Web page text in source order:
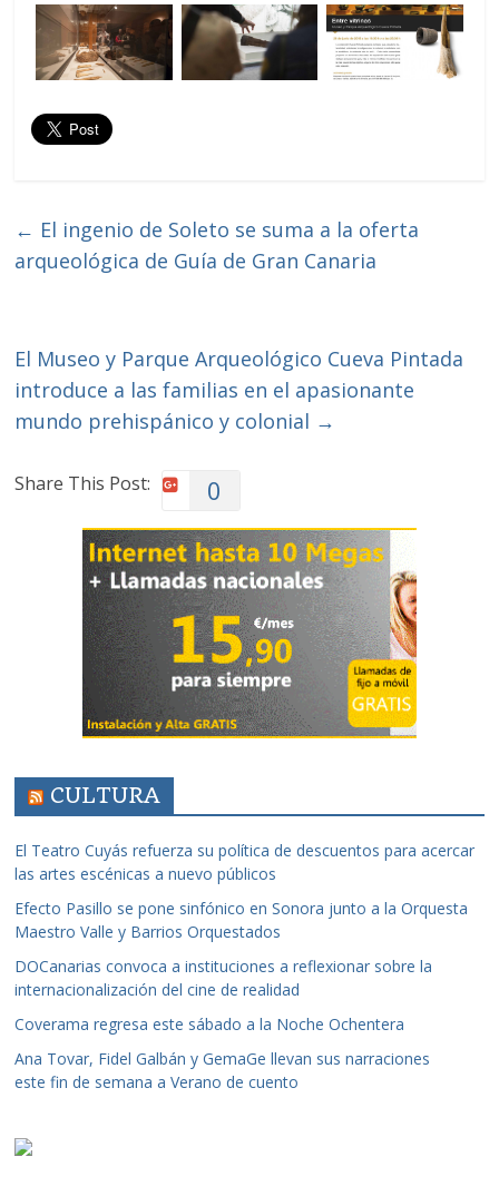
← El ingenio de Soleto se suma a la oferta
arqueológica de Guía de Gran Canaria
El Museo y Parque Arqueológico Cueva Pintada
introduce a las familias en el apasionante
mundo prehispánico y colonial →
Share This Post: 0
CULTURA
El Teatro Cuyás refuerza su política de descuentos para acercar
las artes escénicas a nuevo públicos
Efecto Pasillo se pone sinfónico en Sonora junto a la Orquesta
Maestro Valle y Barrios Orquestados
DOCanarias convoca a instituciones a reflexionar sobre la
internacionalización del cine de realidad
Coverama regresa este sábado a la Noche Ochentera
Ana Tovar, Fidel Galbán y GemaGe llevan sus narraciones
este fin de semana a Verano de cuento